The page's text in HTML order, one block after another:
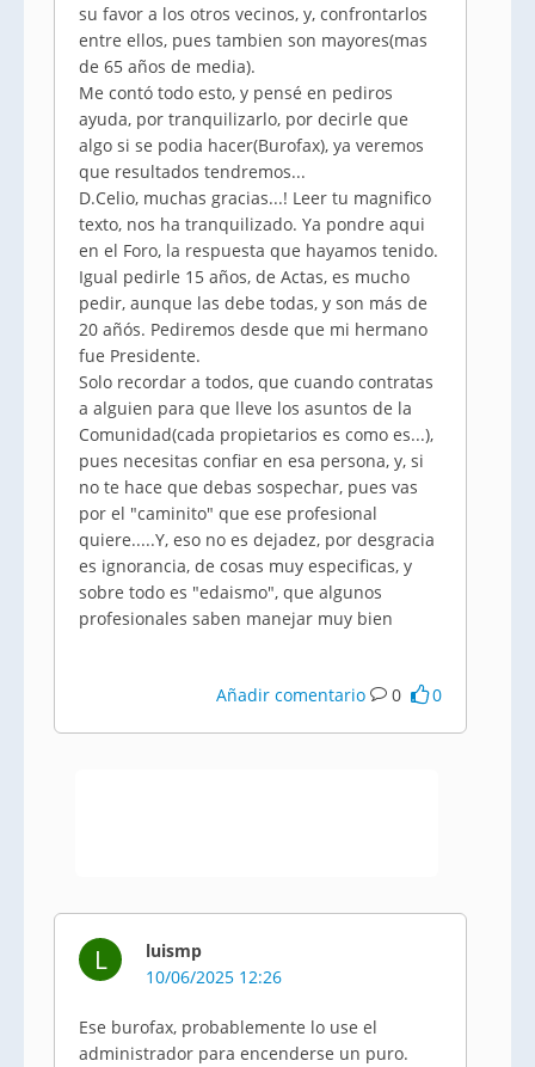
su favor a los otros vecinos, y, confrontarlos
entre ellos, pues tambien son mayores(mas
de 65 años de media).
Me contó todo esto, y pensé en pediros
ayuda, por tranquilizarlo, por decirle que
algo si se podia hacer(Burofax), ya veremos
que resultados tendremos...
D.Celio, muchas gracias...! Leer tu magnifico
texto, nos ha tranquilizado. Ya pondre aqui
en el Foro, la respuesta que hayamos tenido.
Igual pedirle 15 años, de Actas, es mucho
pedir, aunque las debe todas, y son más de
20 añós. Pediremos desde que mi hermano
fue Presidente.
Solo recordar a todos, que cuando contratas
a alguien para que lleve los asuntos de la
Comunidad(cada propietarios es como es...),
pues necesitas confiar en esa persona, y, si
no te hace que debas sospechar, pues vas
por el "caminito" que ese profesional
quiere.....Y, eso no es dejadez, por desgracia
es ignorancia, de cosas muy especificas, y
sobre todo es "edaismo", que algunos
profesionales saben manejar muy bien
Añadir comentario 0 0
L
luismp
10/06/2025 12:26
Ese burofax, probablemente lo use el
administrador para encenderse un puro.